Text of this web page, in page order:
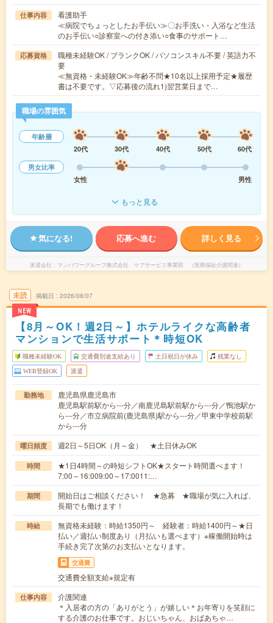
仕事内容
看護助手
≪病院でちょっとしたお手伝い≫〇お手洗い・入浴など生活
のお手伝い○診察室への付き添い○食事のサポート…
応募資格
職種未経験OK / ブランクOK / パソコンスキル不要 / 英語力不
要
≪無資格・未経験OK≫年齢不問★10名以上採用予定★履歴
書は不要です。▽応募後の流れ1)翌営業日まで…
職場の雰囲気
年齢層
20代
30代 40代 50代
60代
男女比率
女性
男性
もっと見る
気になる! 応募へ進む 詳しく見る
派遣会社 マンパワーグループ株式会社 ケアサービス事業部 （医療福祉介護関連）
未読
NEW
掲載日 2026/08/07
【8月～OK！週2日～】ホテルライクな高齢者
マンションで生活サポート＊時短OK
職種未経験OK 交通費別途支給あり 土日祝日が休み 残業なし
WEB登録OK 派遣
勤務地
鹿児島県鹿児島市
鹿児島駅前駅から---分／南鹿児島駅前駅から---分／鴨池駅か
ら---分／市立病院前(鹿児島県)駅から---分／甲東中学校前駅
から---分
曜日頻度 週2日～5日OK（月～金） ★土日休みOK
時間
★1日4時間～の時短シフトOK★スタート時間選べます！
7:00～16:009:00～17:0011:…
期間
開始日はご相談ください！ ★急募 ★職場が気に入れば、
長期でも働けます！
時給
無資格未経験：時給1350円～ 経験者：時給1400円～★日
払い／週払い制度あり（月払いも選べます）※稼働開始時は
手続き完了次第のお支払いとなります。
交通費
交通費全額支給※規定有
仕事内容
介護関連
＊入居者の方の「ありがとう」が嬉しい＊お年寄りを笑顔に
する介護のお仕事です。おじいちゃん、おばあちゃ…